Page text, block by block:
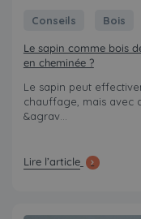
Conseils Bois
Le sapin comme bois
en cheminée ?
Le sapin peut
chauffage, mais avec
&agrav...
Lire l’article